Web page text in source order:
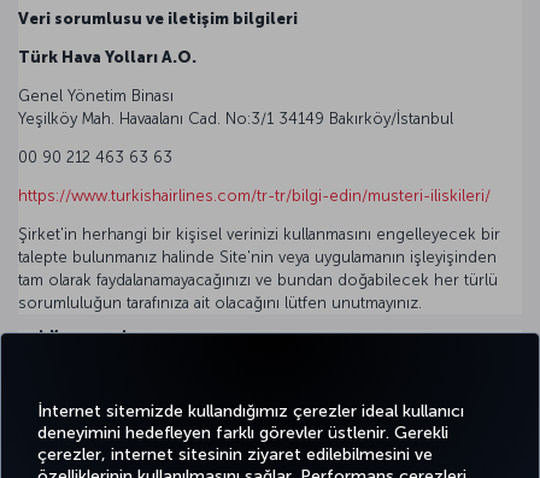
İnternet sitemizde kullandığımız çerezler ideal kullanıcı
deneyimini hedefleyen farklı görevler üstlenir. Gerekli
çerezler, internet sitesinin ziyaret edilebilmesini ve
Veri sorumlusu ve iletişim bilgileri
Türk Hava Yolları A.O.
Genel Yönetim Binası
Yeşilköy Mah. Havaalanı Cad. No:3/1 34149 Bakırköy/İstanbul
00 90 212 463 63 63
https://www.turkishairlines.com/tr-tr/bilgi-edin/musteri-iliskileri/
Şirket'in herhangi bir kişisel verinizi kullanmasını engelleyecek bir
talepte bulunmanız halinde Site'nin veya uygulamanın işleyişinden
tam olarak faydalanamayacağınızı ve bundan doğabilecek her türlü
sorumluluğun tarafınıza ait olacağını lütfen unutmayınız.
DİĞER DİLLER
aşağıdaki dokümanlardan faydalanabilirsiniz.
Bulgarca | Çekçe | Danca | Estonyaca Felemenkçe | Fince